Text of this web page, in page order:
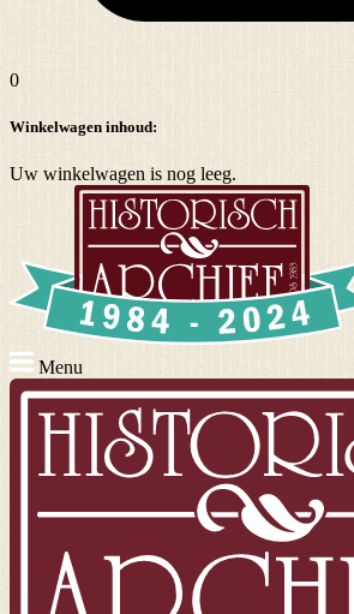
0
Winkelwagen inhoud:
Uw winkelwagen is nog leeg.
Menu